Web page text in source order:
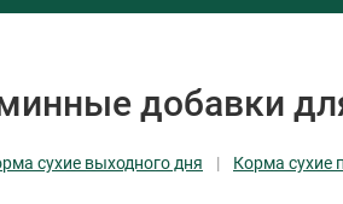
добавки
сухие выходного дня Корма сухие